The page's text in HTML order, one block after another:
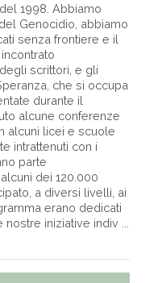
1998. Abbiamo
Genocidio, abbiamo
senza frontiere e il
scrittori, e gli
che si occupa
durante il
alcune conferenze
alcuni licei e scuole
intrattenuti con i
parte
dei 120.000
a diversi livelli, ai
erano dedicati
iniziative indiv ...